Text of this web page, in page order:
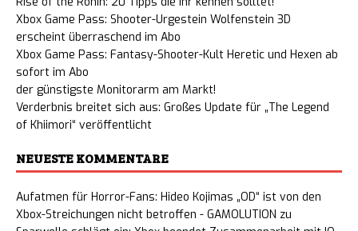
Xbox Game Pass: Shooter-Urgestein Wolfenstein 3D
erscheint überraschend im Abo
Xbox Game Pass: Fantasy-Shooter-Kult Heretic und Hexen ab
sofort im Abo
der günstigste Monitorarm am Markt!
Verderbnis breitet sich aus: Großes Update für „The Legend
of Khiimori“ veröffentlicht
NEUESTE KOMMENTARE
Aufatmen für Horror-Fans: Hideo Kojimas „OD“ ist von den
Xbox-Streichungen nicht betroffen - GAMOLUTION zu